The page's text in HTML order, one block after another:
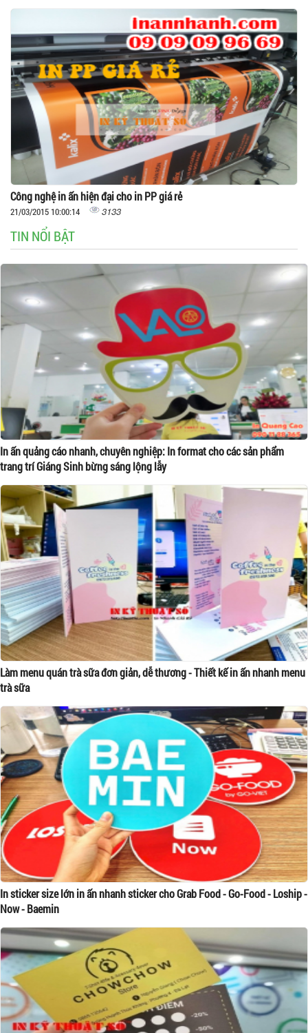
Công nghệ in ấn hiện đại cho in PP giá rẻ
21/03/2015 10:00:14 3133
TIN NỔI BẬT
In ấn quảng cáo nhanh, chuyên nghiệp: In format cho các sản phẩm
trang trí Giáng Sinh bừng sáng lộng lẫy
Làm menu quán trà sữa đơn giản, dễ thương - Thiết kế in ấn nhanh menu
trà sữa
In sticker size lớn in ấn nhanh sticker cho Grab Food - Go-Food - Loship -
Now - Baemin